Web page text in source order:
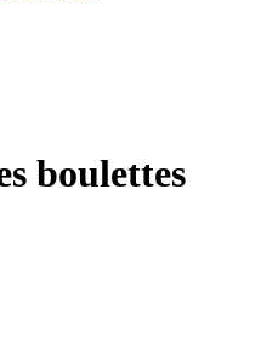
boulettes